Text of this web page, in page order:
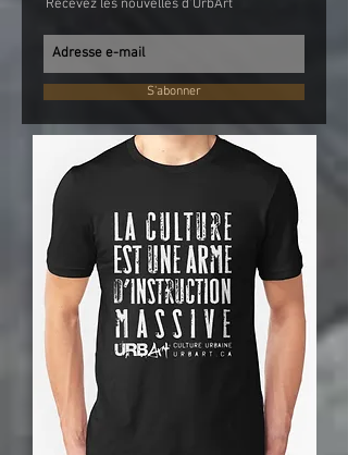
Recevez les nouvelles d'UrbArt
S'abonner